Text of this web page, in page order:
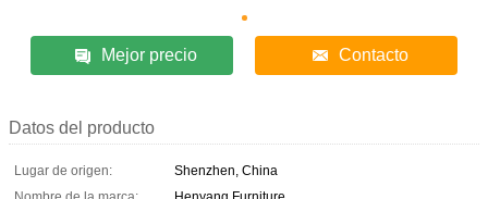
Mejor precio Contacto
Datos del producto
Lugar de origen:
Shenzhen, China